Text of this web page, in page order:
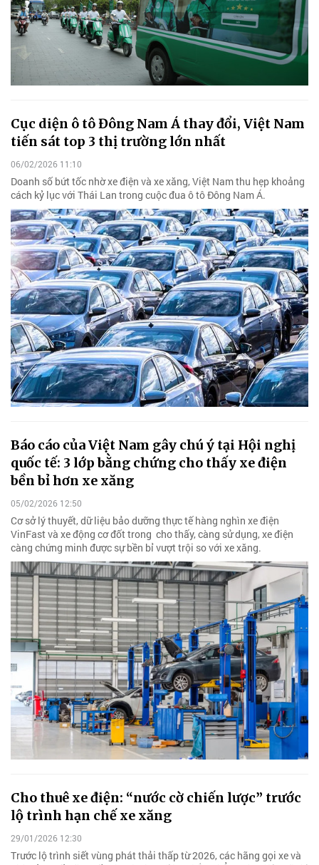
Cục diện ô tô Đông Nam Á thay đổi, Việt Nam
tiến sát top 3 thị trường lớn nhất
06/02/2026 11:10
Doanh số bứt tốc nhờ xe điện và xe xăng, Việt Nam thu hẹp khoảng
cách kỷ lục với Thái Lan trong cuộc đua ô tô Đông Nam Á.
Báo cáo của Việt Nam gây chú ý tại Hội nghị
quốc tế: 3 lớp bằng chứng cho thấy xe điện
bền bỉ hơn xe xăng
05/02/2026 12:50
Cơ sở lý thuyết, dữ liệu bảo dưỡng thực tế hàng nghìn xe điện
VinFast và xe động cơ đốt trong cho thấy, càng sử dụng, xe điện
càng chứng minh được sự bền bỉ vượt trội so với xe xăng.
Cho thuê xe điện: “nước cờ chiến lược” trước
lộ trình hạn chế xe xăng
29/01/2026 12:30
Trước lộ trình siết vùng phát thải thấp từ 2026, các hãng gọi xe và